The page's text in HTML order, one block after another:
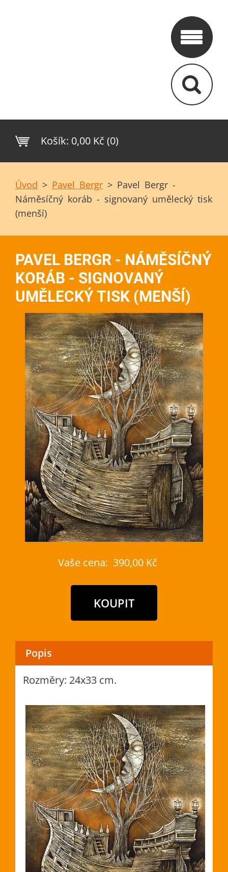
Košík: 0,00 Kč (0)
Úvod > Pavel Bergr > Pavel Bergr -
Náměsíčný koráb - signovaný umělecký tisk
(menší)
PAVEL BERGR - NÁMĚSÍČNÝ
KORÁB - SIGNOVANÝ
UMĚLECKÝ TISK (MENŠÍ)
Vaše cena: 390,00 Kč
Popis
Rozměry: 24x33 cm.